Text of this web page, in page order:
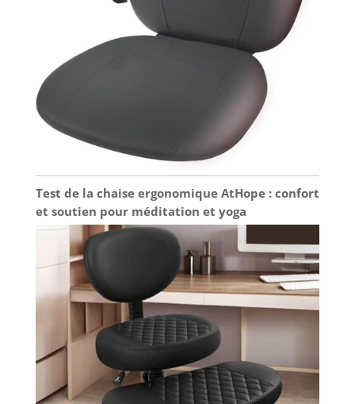
pour thérapie par
la lumière rouge
pour vos proches,
enfants auront
besoin de ce
cadeau
attentionné. Tout
le monde a besoin
d'une lumière
saine, mais la
plupart des gens
n'en tirent pas
assez de la lumière
naturelle. Pour
tout festival
comme Noël,
Thanksgiving, la
fête des mères, la
fête des pères ou
la Saint-Valentin,
Test de la chaise ergonomique AtHope : confort
et soutien pour méditation et yoga